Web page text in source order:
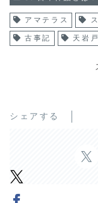
アマテラス
古事記 天岩戸
シェアする